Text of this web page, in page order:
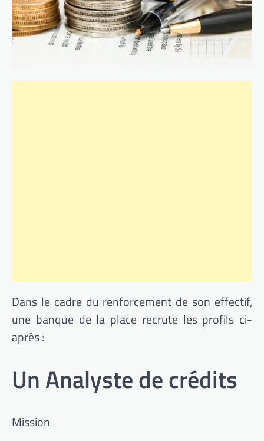
Dans le cadre du renforcement de son effectif,
une banque de la place recrute les profils ci-
après :
Un Analyste de crédits
Mission